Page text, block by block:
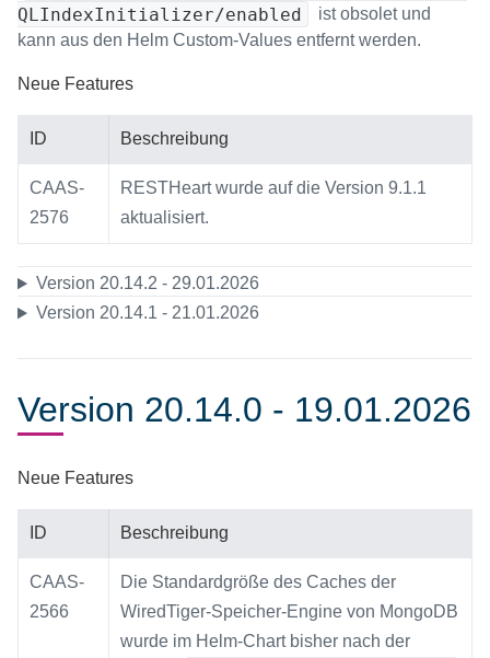
QLIndexInitializer/enabled
ist obsolet und
kann aus den Helm Custom-Values entfernt werden.
Neue Features
ID Beschreibung
CAAS-
2576
RESTHeart wurde auf die Version 9.1.1
aktualisiert.
Version 20.14.2 - 29.01.2026
Version 20.14.1 - 21.01.2026
Version 20.14.0 - 19.01.2026
Neue Features
ID Beschreibung
CAAS-
2566
Die Standardgröße des Caches der
WiredTiger-Speicher-Engine von MongoDB
wurde im Helm-Chart bisher nach der